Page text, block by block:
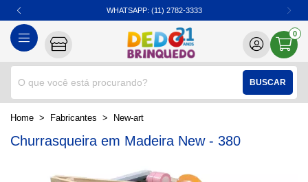
BUSCAR
0
10% DE DESCONTO NO PIX
home Fabricantes new-art
Churrasqueira em Madeira New - 380